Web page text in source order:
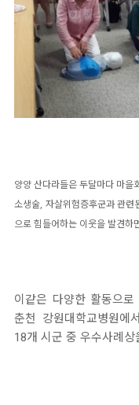
양양 산다라들은 두달마다 마을
소생술, 자살위험증후군과 관련
으로 힘들어하는 이웃을 발견하
이같은 다양한 활동으로
춘천 강원대학교병원에
18개 시군 중 우수사례상